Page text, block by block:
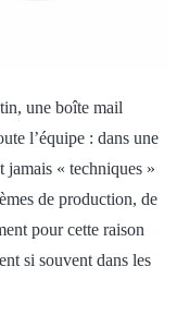
une boîte mail
l’équipe : dans une
jamais « techniques »
de production, de
pour cette raison
si souvent dans les